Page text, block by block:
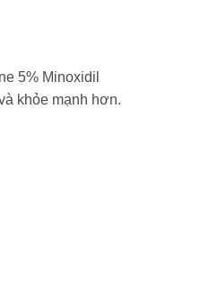
5% Minoxidil
khỏe mạnh hơn.